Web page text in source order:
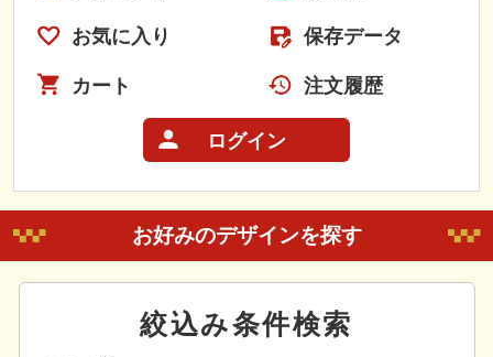
お気に入り 保存データ
カート 注文履歴
ログイン
お好みのデザインを探す
絞込み条件検索